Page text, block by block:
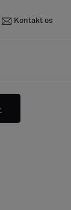
Kontakt os